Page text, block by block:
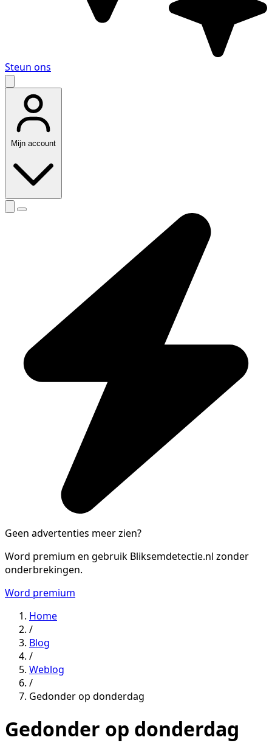
Steun ons
Mijn account
Geen advertenties meer zien?
Word premium en gebruik Bliksemdetectie.nl zonder
onderbrekingen.
Word premium
Home
/
Blog
/
Weblog
/
Gedonder op donderdag
Gedonder op donderdag